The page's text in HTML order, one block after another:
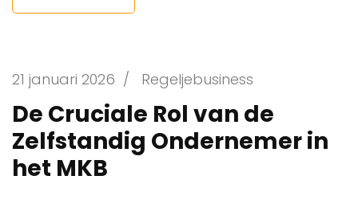
21 januari 2026 / Regeljebusiness
De Cruciale Rol van de
Zelfstandig Ondernemer in
het MKB